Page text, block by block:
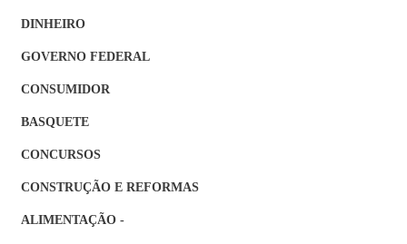
DINHEIRO
GOVERNO FEDERAL
CONSUMIDOR
BASQUETE
CONCURSOS
CONSTRUÇÃO E REFORMAS
ALIMENTAÇÃO -